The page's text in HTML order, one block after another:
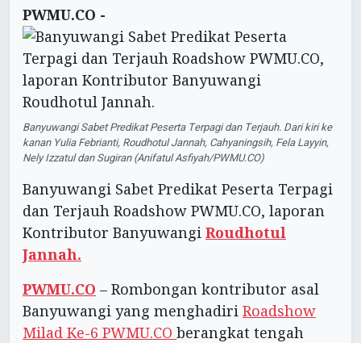
PWMU.CO -
Banyuwangi Sabet Predikat Peserta Terpagi dan Terjauh. Dari kiri ke
kanan Yulia Febrianti, Roudhotul Jannah, Cahyaningsih, Fela Layyin,
Nely Izzatul dan Sugiran (Anifatul Asfiyah/PWMU.CO)
Banyuwangi Sabet Predikat Peserta Terpagi
dan Terjauh Roadshow PWMU.CO, laporan
Kontributor Banyuwangi Roudhotul
Jannah.
PWMU.CO – Rombongan kontributor asal
Banyuwangi yang menghadiri Roadshow
Milad Ke-6 PWMU.CO berangkat tengah